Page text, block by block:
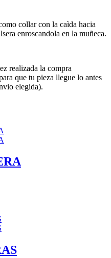
collar con la caìda hacia
enroscandola en la muñeca.
realizada la compra
que tu pieza llegue lo antes
elegida).